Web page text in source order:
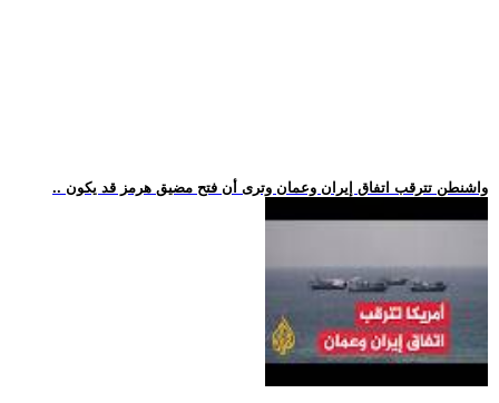
.. واشنطن تترقب اتفاق إيران وعمان وترى أن فتح مضيق هرمز قد يكون